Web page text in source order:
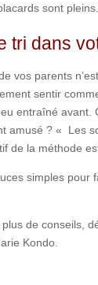
sont
tri dans
vos parents
sentir
entraîné avant.
amusé ? « Les
de la méthode
simples pour
de conseils,
Kondo.